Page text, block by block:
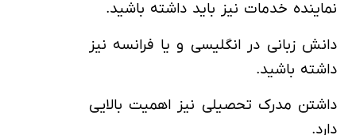
نماینده خدمات نیز باید داشته باشید.
دانش زبانی در انگلیسی و یا فرانسه نیز
داشته باشید.
داشتن مدرک تحصیلی نیز اهمیت بالایی
دارد.